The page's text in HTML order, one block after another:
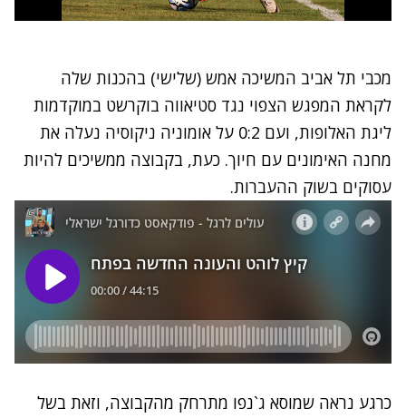
מכבי תל אביב המשיכה אמש (שלישי) בהכנות שלה
לקראת המפגש הצפוי נגד סטיאווה בוקרשט במוקדמות
ליגת האלופות, ועם 0:2 על אומוניה ניקוסיה נעלה את
מחנה האימונים עם חיוך. כעת, בקבוצה ממשיכים להיות
עסוקים בשוק ההעברות.
כרגע נראה שמוסא ג`נפו מתרחק מהקבוצה, וזאת בשל